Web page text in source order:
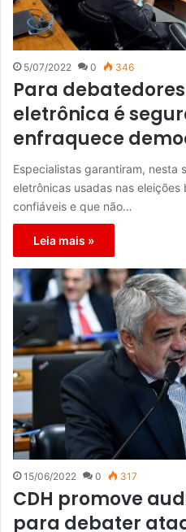
5/07/2022 0 346
Para
eletrônica é
enfraquece
Especialistas garantiram, nesta
eletrônicas usadas nas eleições
confiáveis e que não…
Leia mais »
15/06/2022 0 317
CDH promove
para debater